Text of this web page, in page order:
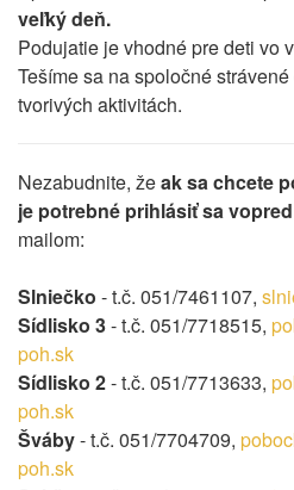
veľký deň.
Podujatie je vhodné pre deti vo
Tešíme sa na spoločné
tvorivých aktivitách.
Nezabudnite, žeak sa chcete
je potrebné prihlásiť sa vopred
mailom:
Slniečko - t.č. 051/7461107,
Sídlisko 3- t.č. 051/7718515,
poh.sk
Sídlisko 2- t.č. 051/7713633,
poh.sk
Šváby- t.č. 051/7704709,
poh.sk